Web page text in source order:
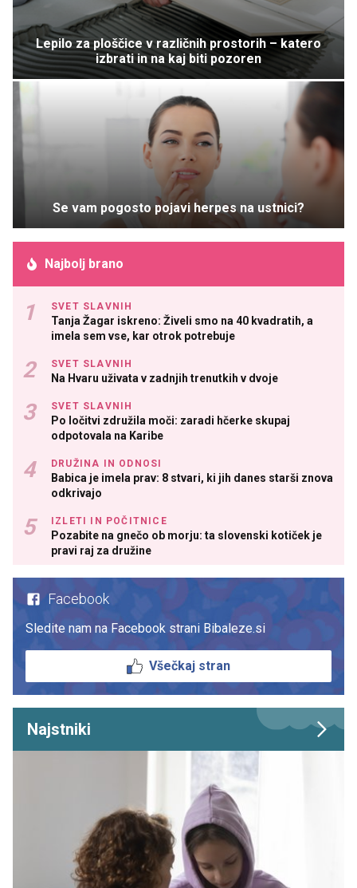
Lepilo za ploščice v različnih prostorih – katero
izbrati in na kaj biti pozoren
Se vam pogosto pojavi herpes na ustnici?
Najbolj brano
SVET SLAVNIH
Tanja Žagar iskreno: Živeli smo na 40 kvadratih, a
imela sem vse, kar otrok potrebuje
SVET SLAVNIH
Na Hvaru uživata v zadnjih trenutkih v dvoje
SVET SLAVNIH
Po ločitvi združila moči: zaradi hčerke skupaj
odpotovala na Karibe
DRUŽINA IN ODNOSI
Babica je imela prav: 8 stvari, ki jih danes starši znova
odkrivajo
IZLETI IN POČITNICE
Pozabite na gnečo ob morju: ta slovenski kotiček je
pravi raj za družine
Facebook
Sledite nam na Facebook strani Bibaleze.si
Všečkaj stran
Najstniki